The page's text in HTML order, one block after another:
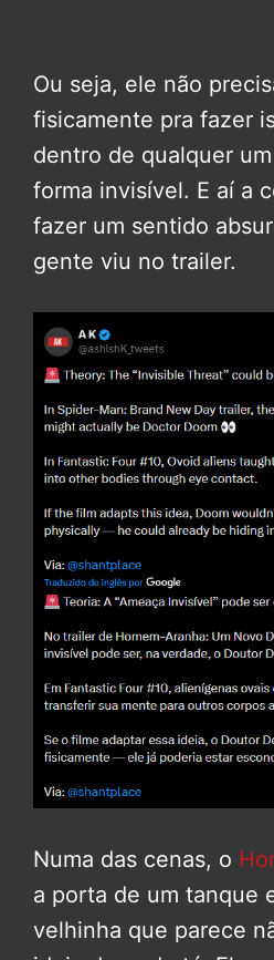
Ou seja, ele não
fisicamente pra fazer
dentro de qualquer
forma invisível. E aí a
fazer um sentido
gente viu no trailer.
Numa das cenas, o
a porta de um tanque
velhinha que parece